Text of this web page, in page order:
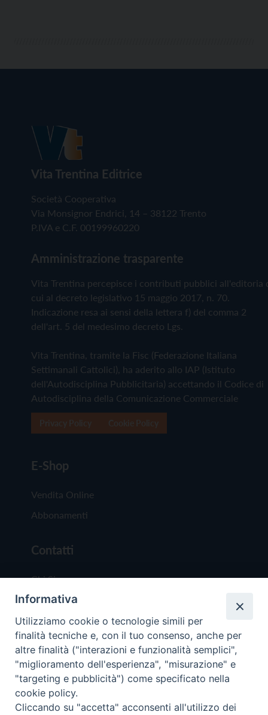
Vita Trentina Editrice
Società Cooperativa
Via Monsignor Endrici, 14 – 38122 Trento
P.IVA e C.F. 00199960220
Amministrazione trasparente
Vita Trentina percepisce i contributi pubblici all'editoria
cui al decreto legislativo 15 maggio 2017, n. 70.
Indicazione resa ai sensi della lettera f) del comma 2
dell'art. 5 del medesimo decreto Lgs.
Vita Trentina, tramite la Fisc (Federazione Italiana
Settimanali Cattolici), ha aderito allo IAP (Istituto
dell'Autodisciplina Pubblicitaria) accettando il Codice di
Autodisciplina della Comunicazione Commerciale
E-Shop
Vendita Online
Abbonamenti
Contatti
Chi Siamo
Redazione
Scrivici
Copyright © 2019 - Tutti i diritti riservati - Vita
Informativa
Utilizziamo cookie o tecnologie simili per
finalità tecniche e, con il tuo consenso, anche per
altre finalità ("interazioni e funzionalità semplici",
"miglioramento dell'esperienza", "misurazione" e
"targeting e pubblicità") come specificato nella
cookie policy.
Cliccando su "accetta" acconsenti all'utilizzo dei